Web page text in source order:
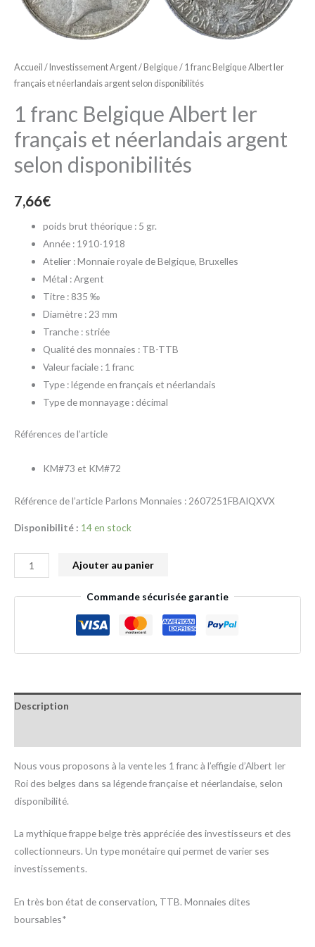
Accueil / Investissement Argent/ Belgique/ 1 franc Belgique Albert Ier
français et néerlandais argent selon disponibilités
1 franc Belgique Albert Ier
français et néerlandais argent
selon disponibilités
7,66€
poids brut théorique : 5 gr.
Année : 1910-1918
Atelier : Monnaie royale de Belgique, Bruxelles
Métal : Argent
Titre : 835 ‰
Diamètre : 23 mm
Tranche : striée
Qualité des monnaies : TB-TTB
Valeur faciale : 1 franc
Type : légende en français et néerlandais
Type de monnayage : décimal
Références de l’article
KM#73 et KM#72
Référence de l’article Parlons Monnaies : 2607251FBAIQXVX
Disponibilité : 14 en stock
Ier
français
néerlandais
argent
disponibilités
Ajouter au panier
Commande sécurisée garantie
Description
Nous vous proposons à la vente les 1 franc à l’effigie d’Albert Ier
Roi des belges dans sa légende française et néerlandaise, selon
disponibilité.
La mythique frappe belge très appréciée des investisseurs et des
collectionneurs. Un type monétaire qui permet de varier ses
investissements.
En très bon état de conservation, TTB. Monnaies dites
boursables*